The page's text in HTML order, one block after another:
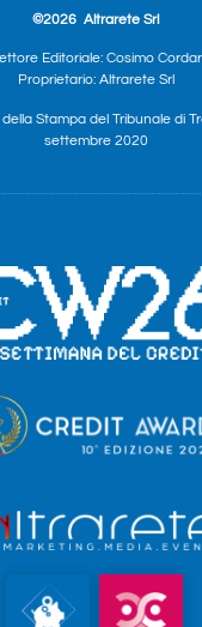
©2026 Altrarete Srl
Editoriale: Cosimo
Proprietario: Altrarete Srl
Stampa del Tribunale di
settembre 2020